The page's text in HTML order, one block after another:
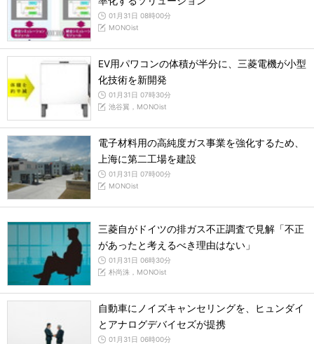
01月31日 08時00分
MONOist
EV用パワコンの体積が半分に、三菱電機が小型
化技術を新開発
01月31日 07時30分
池谷翼，MONOist
電子材料用の高純度ガス事業を強化するため、
上海に第二工場を建設
01月31日 07時00分
MONOist
三菱自がドイツの排ガス不正調査で見解「不正
があったと考えるべき理由はない」
01月31日 06時30分
朴尚洙，MONOist
自動車にノイズキャンセリングを、ヒュンダイ
とアナログデバイセズが提携
01月31日 06時00分